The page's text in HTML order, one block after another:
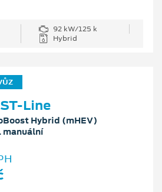
92 kW/125 k
Hybrid
Line
Hybrid (mHEV)
manuální